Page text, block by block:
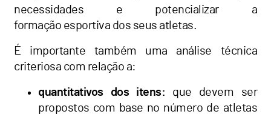
necessidades e potencializar a
formação esportiva dos seus atletas.
É importante também uma análise técnica
criteriosa com relação a:
quantitativos dos itens: que devem ser
propostos com base no número de atletas